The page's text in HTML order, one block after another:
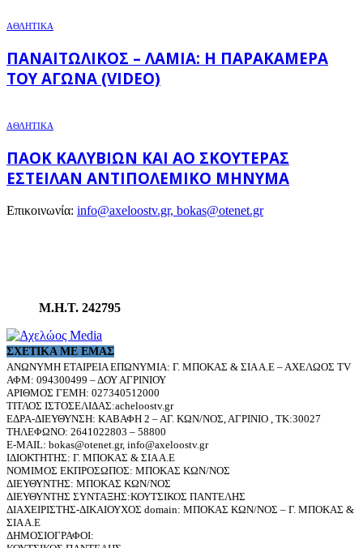
ΑΘΛΗΤΙΚΑ
ΠΑΝΑΙΤΩΛΙΚΌΣ – ΛΑΜΊΑ: Η ΠΑΡΑΚΆΜΕΡΑ
ΤΟΥ ΑΓΏΝΑ (VIDEO)
ΑΘΛΗΤΙΚΑ
ΠΑΟΚ ΚΑΛΥΒΊΩΝ ΚΑΙ ΑΟ ΣΚΟΥΤΕΡΆΣ
ΈΣΤΕΙΛΑΝ ΑΝΤΙΠΟΛΕΜΙΚΌ ΜΉΝΥΜΑ
Επικοινωνία: info@axeloostv.gr, bokas@otenet.gr
Μ.Η.Τ. 242795
ΣΧΕΤΙΚΆ ΜΕ ΕΜΆΣ
ΑΝΩΝΥΜΗ ΕΤΑΙΡΕΙΑ ΕΠΩΝΥΜΙΑ: Γ. ΜΠΟΚΑΣ & ΣΙΑ Α.Ε – ΑΧΕΛΩΟΣ TV
ΑΦΜ: 094300499 – ΔΟΥ ΑΓΡΙΝΙΟΥ
ΑΡΙΘΜΟΣ ΓΕΜΗ: 027340512000
ΤΙΤΛΟΣ ΙΣΤΟΣΕΛΙΔΑΣ:acheloostv.gr
ΕΔΡΑ-ΔΙΕΥΘΥΝΣΗ: ΚΑΒΑΦΗ 2 – ΑΓ. ΚΩΝ/ΝΟΣ, ΑΓΡΙΝΙΟ , ΤΚ:30027
ΤΗΛΕΦΩΝΟ: 2641022803 – 58800
E-MAIL: bokas@otenet.gr, info@axeloostv.gr
ΙΔΙΟΚΤΗΤΗΣ: Γ. ΜΠΟΚΑΣ & ΣΙΑ Α.Ε
ΝΟΜΙΜΟΣ ΕΚΠΡΟΣΩΠΟΣ: ΜΠΟΚΑΣ ΚΩΝ/ΝΟΣ
ΔΙΕΥΘΥΝΤΗΣ: ΜΠΟΚΑΣ ΚΩΝ/ΝΟΣ
ΔΙΕΥΘΥΝΤΗΣ ΣΥΝΤΑΞΗΣ:ΚΟΥΤΣΙΚΟΣ ΠΑΝΤΕΛΗΣ
ΔΙΑΧΕΙΡΙΣΤΗΣ-ΔΙΚΑΙΟΥΧΟΣ domain: ΜΠΟΚΑΣ ΚΩΝ/ΝΟΣ – Γ. ΜΠΟΚΑΣ &
ΣΙΑ Α.Ε
ΔΗΜΟΣΙΟΓΡΑΦΟΙ: